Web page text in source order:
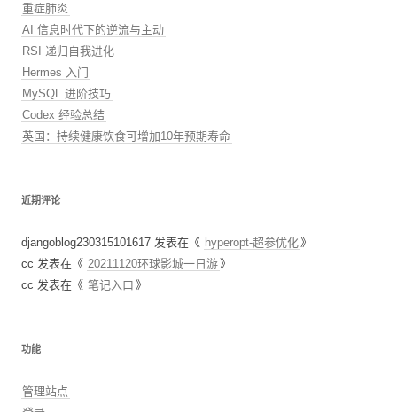
重症肺炎
AI 信息时代下的逆流与主动
RSI 递归自我进化
Hermes 入门
MySQL 进阶技巧
Codex 经验总结
英国：持续健康饮食可增加10年预期寿命
近期评论
djangoblog230315101617 发表在《 hyperopt-超参优化 》
cc 发表在《 20211120环球影城一日游 》
cc 发表在《 笔记入口 》
功能
管理站点